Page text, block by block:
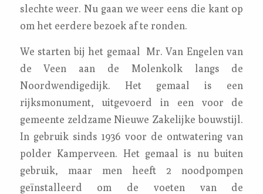
slechte weer. Nu gaan we weer eens die kant op
om het eerdere bezoek af te ronden.
We starten bij het gemaal Mr. Van Engelen van
de Veen aan de Molenkolk langs de
Noordwendigedijk. Het gemaal is een
rijksmonument, uitgevoerd in een voor de
gemeente zeldzame Nieuwe Zakelijke bouwstijl.
In gebruik sinds 1936 voor de ontwatering van
polder Kamperveen. Het gemaal is nu buiten
gebruik, maar men heeft 2 noodpompen
geïnstalleerd om de voeten van de